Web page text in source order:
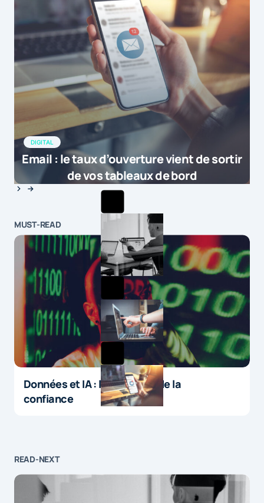
DIGITAL
Email : le taux d’ouverture vient de sortir
de vos tableaux de bord
MUST-READ
Données et IA : le paradoxe de la
confiance
READ-NEXT